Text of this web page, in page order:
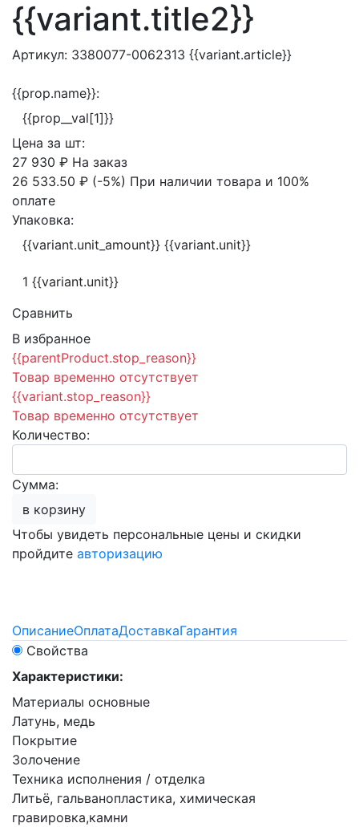
{{variant.title2}}
Артикул: 3380077-0062313 {{variant.article}}
{{prop.name}}:
{{prop__val[1]}}
Цена за шт:
27 930 ₽ На заказ
26 533.50 ₽ (-5%) При наличии товара и 100%
оплате
Упаковка:
{{variant.unit_amount}} {{variant.unit}}
1 {{variant.unit}}
Сравнить
В избранное
{{parentProduct.stop_reason}}
Товар временно отсутствует
{{variant.stop_reason}}
Товар временно отсутствует
Количество:
Сумма:
в корзину
Чтобы увидеть персональные цены и скидки
пройдите авторизацию
ОписаниеОплатаДоставкаГарантия
Свойства
Характеристики:
Материалы основные
Латунь, медь
Покрытие
Золочение
Техника исполнения / отделка
Литьё, гальванопластика, химическая
гравировка,камни